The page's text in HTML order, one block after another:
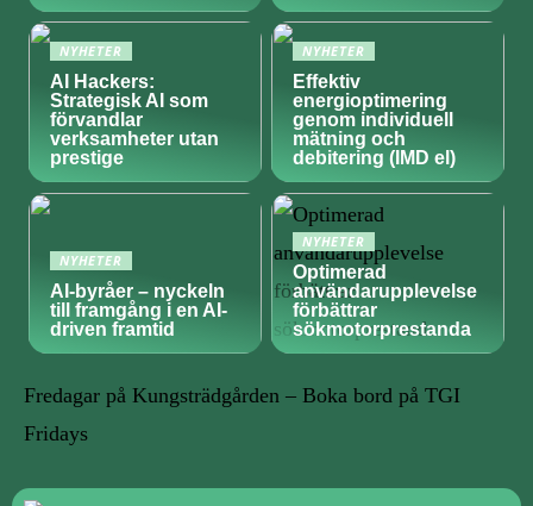
NYHETER
AI Hackers:
Strategisk AI som
förvandlar
verksamheter utan
prestige
NYHETER
Effektiv
energioptimering
genom individuell
mätning och
debitering (IMD el)
NYHETER
AI-byråer – nyckeln
till framgång i en AI-
driven framtid
NYHETER
Optimerad
användarupplevelse
förbättrar
sökmotorprestanda
Fredagar på Kungsträdgården – Boka bord på TGI
Fridays